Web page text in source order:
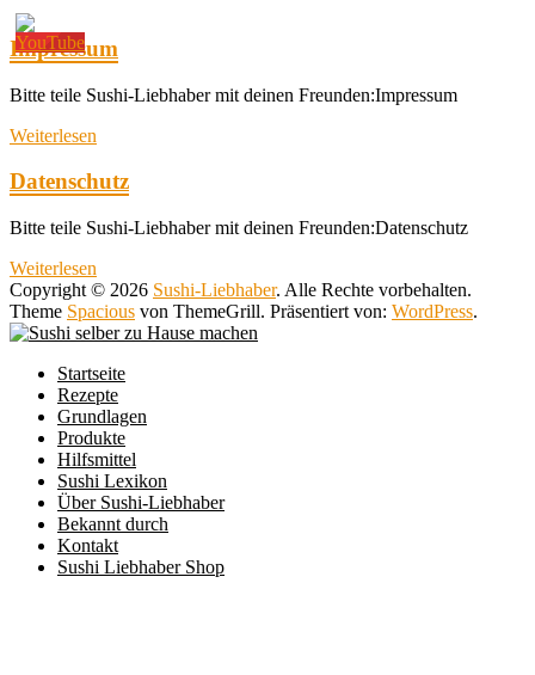
Impressum
Bitte teile Sushi-Liebhaber mit deinen Freunden:Impressum
Weiterlesen
Datenschutz
Bitte teile Sushi-Liebhaber mit deinen Freunden:Datenschutz
Weiterlesen
Copyright © 2026 Sushi-Liebhaber. Alle Rechte vorbehalten.
Theme Spacious von ThemeGrill. Präsentiert von: WordPress.
Startseite
Rezepte
Grundlagen
Produkte
Hilfsmittel
Sushi Lexikon
Über Sushi-Liebhaber
Bekannt durch
Kontakt
Sushi Liebhaber Shop